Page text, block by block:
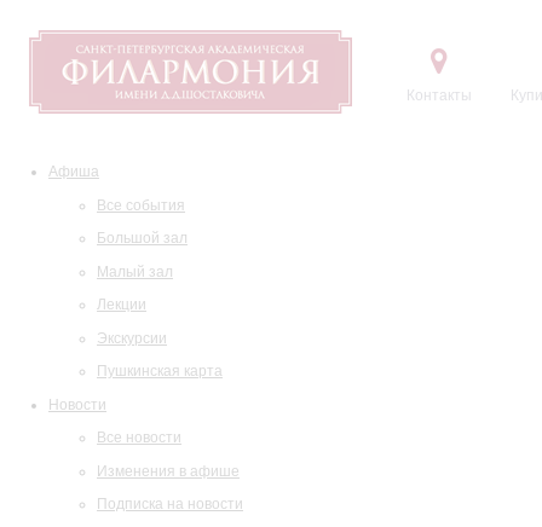
Контакты
Афиша
Все события
Большой зал
Малый зал
Лекции
Экскурсии
Пушкинская карта
Новости
Все новости
Изменения в афише
Подписка на новости